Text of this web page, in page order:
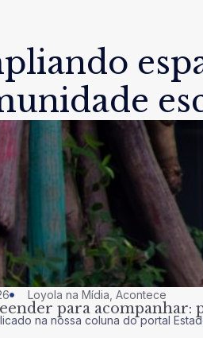
Loyola na Mídia Acontece
para acompanhar:
na nossa coluna do portal